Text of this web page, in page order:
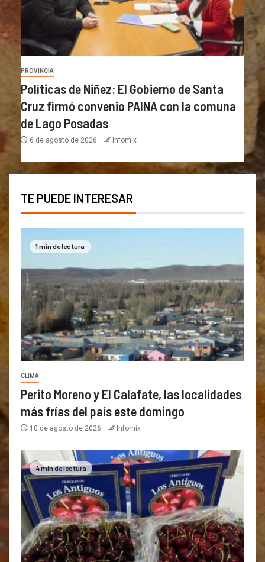
PROVINCIA
Políticas de Niñez: El Gobierno de Santa
Cruz firmó convenio PAINA con la comuna
de Lago Posadas
6 de agosto de 2026 Infomix
TE PUEDE INTERESAR
1 min de lectura
CLIMA
Perito Moreno y El Calafate, las localidades
más frías del país este domingo
10 de agosto de 2026 Infomix
4 min de lectura